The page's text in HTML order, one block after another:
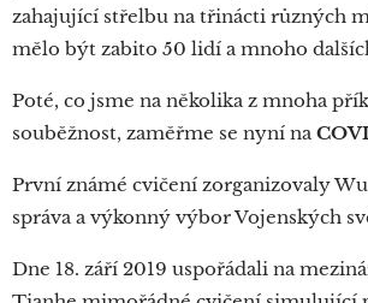
zahajující střelbu na třinácti různých
mělo být zabito 50 lidí a mnoho
Poté, co jsme na několika z mnoha
souběžnost, zaměřme se nyní na
První známé cvičení zorganizovaly
správa a výkonný výbor Vojenských
Dne 18. září 2019 uspořádali na